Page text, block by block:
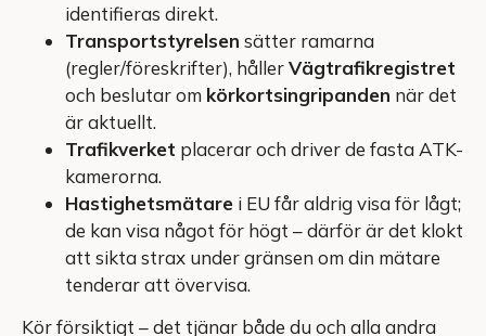
identifieras direkt.
Transportstyrelsen sätter ramarna
(regler/föreskrifter), hållerVägtrafikregistret
och beslutar om körkortsingripanden när det
är aktuellt.
Trafikverket placerar och driver de fasta ATK-
kamerorna.
Hastighetsmätare i EU får aldrig visa för lågt;
de kan visa något för högt – därför är det klokt
att sikta strax under gränsen om din mätare
tenderar att övervisa.
Kör försiktigt – det tjänar både du och alla andra